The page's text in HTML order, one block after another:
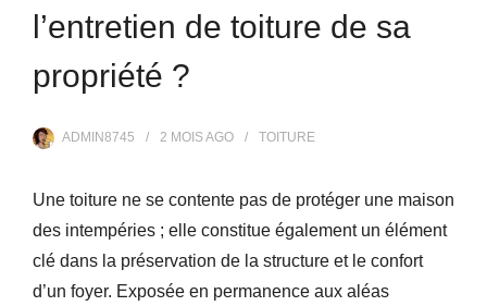
l’entretien de toiture de sa
propriété ?
ADMIN8745 2 MOISAGO TOITURE
Une toiture ne se contente pas de protéger une maison
des intempéries ; elle constitue également un élément
clé dans la préservation de la structure et le confort
d’un foyer. Exposée en permanence aux aléas